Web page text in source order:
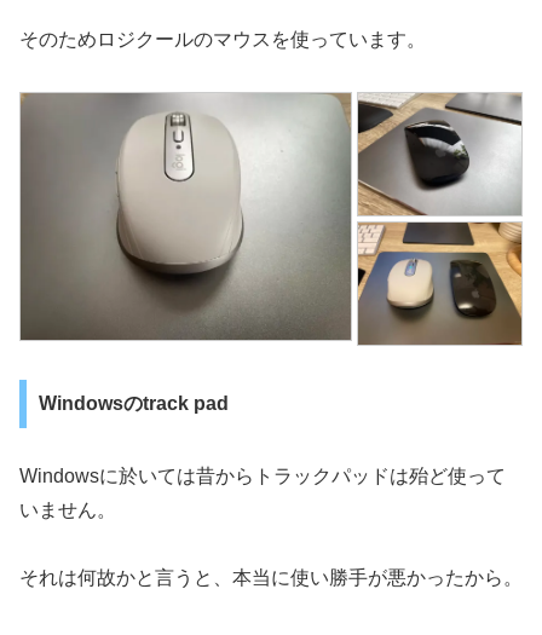
そのためロジクールのマウスを使っています。
Windowsのtrack pad
Windowsに於いては昔からトラックパッドは殆ど使って
いません。
それは何故かと言うと、本当に使い勝手が悪かったから。